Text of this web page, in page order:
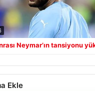
Neymar’ın tansiyonu
Ekle